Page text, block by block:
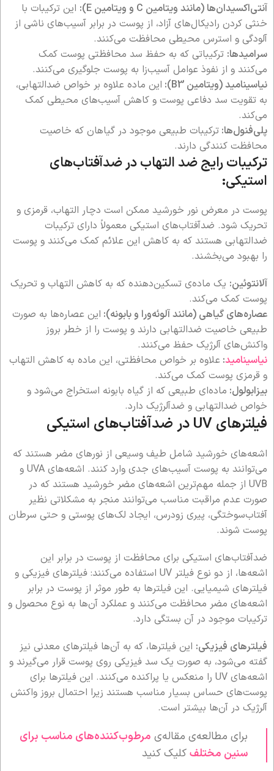
آنتی‌اکسیدان‌ها (مانند ویتامین C و ویتامین E):
این ترکیبات با
خنثی کردن رادیکال‌های آزاد، از پوست در برابر آسیب‌های ناشی از
آلودگی و استرس محیطی محافظت می‌کنند.
سرامیدها: ترکیباتی که به حفظ سد محافظتی پوست کمک
می‌کنند و از نفوذ عوامل آسیب‌زا به پوست جلوگیری می‌کنند.
نیاسینامید (ویتامین B3):
این ماده علاوه بر خواص ضدالتهابی،
به تقویت سد دفاعی پوست و کاهش آسیب‌های محیطی کمک
می‌کند.
پلی‌فنول‌ها: ترکیبات طبیعی موجود در گیاهان که خاصیت
محافظت کنندگی دارند.
ترکیبات رایج ضد التهاب در ضدآفتاب‌های
استیکی:
پوست در معرض نور خورشید ممکن است دچار التهاب، قرمزی و
تحریک شود. ضدآفتاب‌های استیکی معمولاً دارای ترکیبات
ضدالتهابی هستند که به کاهش این علائم کمک می‌کنند و پوست
را بهبود می‌بخشند.
آلانتوئین: یک ماده‌ی تسکین‌دهنده که به کاهش التهاب و تحریک
پوست کمک می‌کند.
عصاره‌های گیاهی (مانند آلوئه‌ورا و بابونه): این عصاره‌ها به صورت
طبیعی خاصیت ضدالتهابی دارند و پوست را از خطر بروز
واکنش‌های آلرژیک حفظ می‌کنند.
نیاسینامید: علاوه بر خواص محافظتی، این ماده به کاهش التهاب
و قرمزی پوست کمک می‌کند.
بیزابولول: ماده‌ای طبیعی که از گیاه بابونه استخراج می‌شود و
خواص ضدالتهابی و ضدآلرژیک دارد.
فیلترهای UV در ضدآفتاب‌های استیکی
اشعه‌های خورشید شامل طیف وسیعی از نورهای مضر هستند که
می‌توانند به پوست آسیب‌های جدی وارد کنند. اشعه‌های UVA و
UVB از جمله مهم‌ترین اشعه‌های مضر خورشید هستند که در
صورت عدم مراقبت مناسب می‌توانند منجر به مشکلاتی نظیر
آفتاب‌سوختگی، پیری زودرس، ایجاد لک‌های پوستی و حتی سرطان
پوست شوند.
ضدآفتاب‌های استیکی برای محافظت از پوست در برابر این
اشعه‌ها، از دو نوع فیلتر UV استفاده می‌کنند: فیلترهای فیزیکی و
فیلترهای شیمیایی. این فیلترها به طور موثر از پوست در برابر
اشعه‌های مضر محافظت می‌کنند و عملکرد آن‌ها به نوع محصول و
ترکیبات موجود در آن بستگی دارد.
فیلترهای فیزیکی: این فیلترها، که به آن‌ها فیلترهای معدنی نیز
گفته می‌شود، به صورت یک سد فیزیکی روی پوست قرار می‌گیرند و
اشعه‌های UV را منعکس یا پراکنده می‌کنند. این فیلترها برای
پوست‌های حساس بسیار مناسب هستند زیرا احتمال بروز واکنش
آلرژیک در آن‌ها بیشتر است.
برای مطالعه‌ی مقاله‌ی مرطوب‌کننده‌های مناسب برای
سنین مختلفکلیک کنید